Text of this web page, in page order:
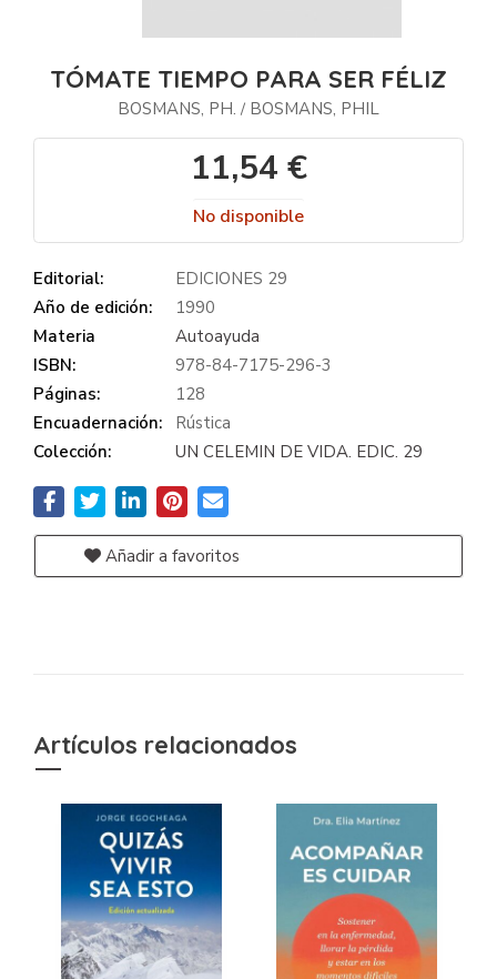
TÓMATE TIEMPO PARA SER FÉLIZ
BOSMANS, PH. / BOSMANS, PHIL
11,54 €
No disponible
Editorial:
EDICIONES 29
Año de edición:
1990
Materia
Autoayuda
ISBN:
978-84-7175-296-3
Páginas:
128
Encuadernación:
Rústica
Colección:
UN CELEMIN DE VIDA. EDIC. 29
Añadir a favoritos
Artículos relacionados